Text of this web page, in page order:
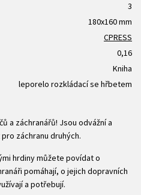
3
180x160 mm
CPRESS
0,16
Kniha
leporelo rozkládací se hřbetem
a záchranářů! Jsou odvážní a
záchranu druhých.
hrdiny můžete povídat o
pomáhají, o jejich dopravních
a potřebují.